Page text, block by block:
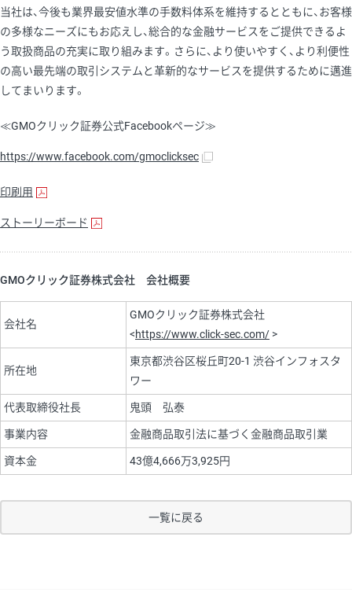
当社は、今後も業界最安値水準の手数料体系を維持するとともに、お客様
の多様なニーズにもお応えし、総合的な金融サービスをご提供できるよ
う取扱商品の充実に取り組みます。さらに、より使いやすく、より利便性
の高い最先端の取引システムと革新的なサービスを提供するために邁進
してまいります。
≪GMOクリック証券公式Facebookページ≫
https://www.facebook.com/gmoclicksec
印刷用
ストーリーボード
GMOクリック証券株式会社 会社概要
会社名
GMOクリック証券株式会社
<https://www.click-sec.com/ >
所在地
東京都渋谷区桜丘町20-1 渋谷インフォスタ
ワー
代表取締役社長 鬼頭 弘泰
事業内容 金融商品取引法に基づく金融商品取引業
資本金 43億4,666万3,925円
一覧に戻る